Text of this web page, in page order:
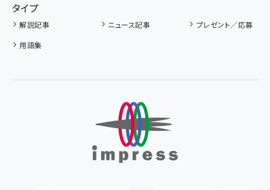
タイプ
解説記事 ニュース記事
プレゼント／応募
用語集